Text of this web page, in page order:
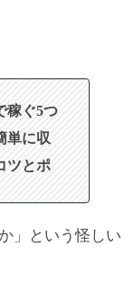
稼ぐ5つ
単に収
ツとポ
」という怪しい